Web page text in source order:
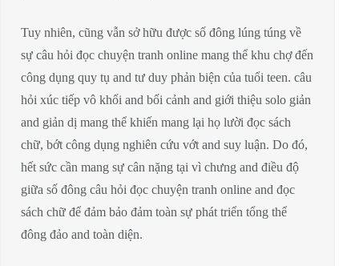
Tuy nhiên, cũng vẫn sở hữu được số đông lúng túng về
sự câu hỏi đọc chuyện tranh online mang thể khu chợ đến
công dụng quy tụ and tư duy phản biện của tuổi teen. câu
hỏi xúc tiếp vô khối and bối cảnh and giới thiệu solo giản
and giản dị mang thể khiến mang lại họ lười đọc sách
chữ, bớt công dụng nghiên cứu vớt and suy luận. Do đó,
hết sức cần mang sự cân nặng tại vì chưng and điều độ
giữa số đông câu hỏi đọc chuyện tranh online and đọc
sách chữ để đảm bảo đảm toàn sự phát triển tổng thể
đông đảo and toàn diện.